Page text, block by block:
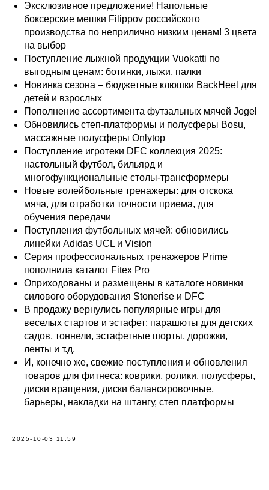
Эксклюзивное предложение! Напольные
боксерские мешки Filippov российского
производства по неприлично низким ценам! 3 цвета
на выбор
Поступление лыжной продукции Vuokatti по
выгодным ценам: ботинки, лыжи, палки
Новинка сезона – бюджетные клюшки BackHeel для
детей и взрослых
Пополнение ассортимента футзальных мячей Jogel
Обновились степ-платформы и полусферы Bosu,
массажные полусферы Onlytop
Поступление игротеки DFC коллекция 2025:
настольный футбол, бильярд и
многофункциональные столы-трансформеры
Новые волейбольные тренажеры: для отскока
мяча, для отработки точности приема, для
обучения передачи
Поступления футбольных мячей: обновились
линейки Adidas UCL и Vision
Серия профессиональных тренажеров Prime
пополнила каталог Fitex Pro
Оприходованы и размещены в каталоге новинки
силового оборудования Stonerise и DFC
В продажу вернулись популярные игры для
веселых стартов и эстафет: парашюты для детских
садов, тоннели, эстафетные шорты, дорожки,
ленты и т.д.
И, конечно же, свежие поступления и обновления
товаров для фитнеса: коврики, ролики, полусферы,
диски вращения, диски балансировочные,
барьеры, накладки на штангу, степ платформы
2025-10-03 11:59